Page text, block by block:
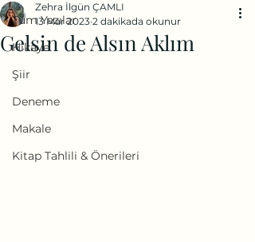
Tüm Yazılar
Hikaye
Şiir
Deneme
Makale
Kitap Tahlili & Önerileri
Gelsin de Alsın Aklım
Zehra İlgün ÇAMLI
13 Mar 2023 2 dakikada okunur